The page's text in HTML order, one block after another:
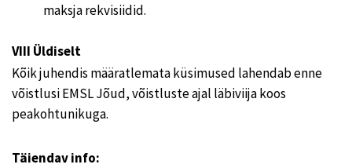
maksja rekvisiidid.
VIII Üldiselt
Kõik juhendis määratlemata küsimused lahendab enne
võistlusi EMSL Jõud, võistluste ajal läbiviija koos
peakohtunikuga.
Täiendav info: